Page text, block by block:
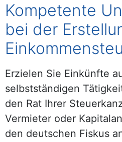
Kompetente
bei der
Erzielen Sie Einkünfte
selbstständigen
den Rat Ihrer
Vermieter oder
den deutschen Fiskus